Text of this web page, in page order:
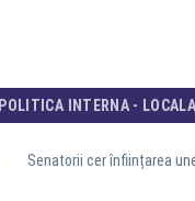
POLITICA INTERNA - LOCALA
Senatorii cer înființarea